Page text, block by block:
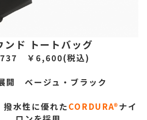
ンド トートバッグ
￥6,600(税込)
開 ベージュ・ブラック
水性に優れたCORDURA®ナイ